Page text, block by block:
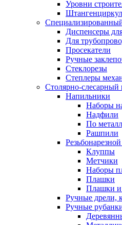
Уровни
Диспенсеры
Для
Просекатели
Ручные
Стеклорезы
Степлеры
Столярно-слесарный
Напильники
Наборы
Надфили
По
Рашпили
Клуппы
Метчики
Наборы
Плашки
Плашки и
Ручные дрели,
Ручные